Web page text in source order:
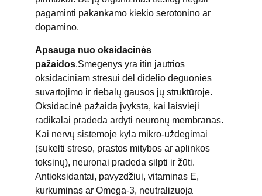
pagaminti pakankamo kiekio serotonino ar
dopamino.
Apsauga nuo oksidacinės
pažaidos.Smegenys yra itin jautrios
oksidaciniam stresui dėl didelio deguonies
suvartojimo ir riebalų gausos jų struktūroje.
Oksidacinė pažaida įvyksta, kai laisvieji
radikalai pradeda ardyti neuronų membranas.
Kai nervų sistemoje kyla mikro-uždegimai
(sukelti streso, prastos mitybos ar aplinkos
toksinų), neuronai pradeda silpti ir žūti.
Antioksidantai, pavyzdžiui, vitaminas E,
kurkuminas ar Omega-3, neutralizuoja